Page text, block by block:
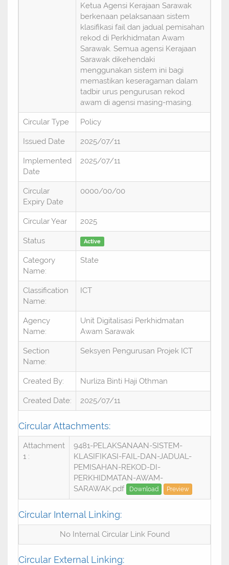
Ketua Agensi Kerajaan Sarawak
berkenaan pelaksanaan sistem
klasifikasi fail dan jadual pemisahan
rekod di Perkhidmatan Awam
Sarawak. Semua agensi Kerajaan
Sarawak dikehendaki
menggunakan sistem ini bagi
memastikan keseragaman dalam
tadbir urus pengurusan rekod
awam di agensi masing-masing.
Circular Type Policy
Issued Date 2025/07/11
Implemented
Date
2025/07/11
Circular
Expiry Date
0000/00/00
Circular Year 2025
Status Active
Category
Name:
State
Classification
Name:
ICT
Agency
Name:
Unit Digitalisasi Perkhidmatan
Awam Sarawak
Section
Name:
Seksyen Pengurusan Projek ICT
Created By: Nurliza Binti Haji Othman
Created Date: 2025/07/11
Circular Attachments:
Attachment
1 :
9481-PELAKSANAAN-SISTEM-
KLASIFIKASI-FAIL-DAN-JADUAL-
PEMISAHAN-REKOD-DI-
PERKHIDMATAN-AWAM-
SARAWAK.pdf
Download Preview
Circular Internal Linking:
No Internal Circular Link Found
Circular External Linking: